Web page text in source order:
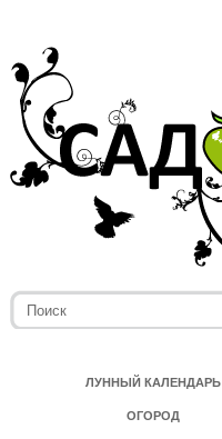
ЛУННЫЙ КАЛЕНДАРЬ
ОГОРОД